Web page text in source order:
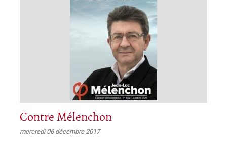
Contre Mélenchon
mercredi 06 décembre 2017